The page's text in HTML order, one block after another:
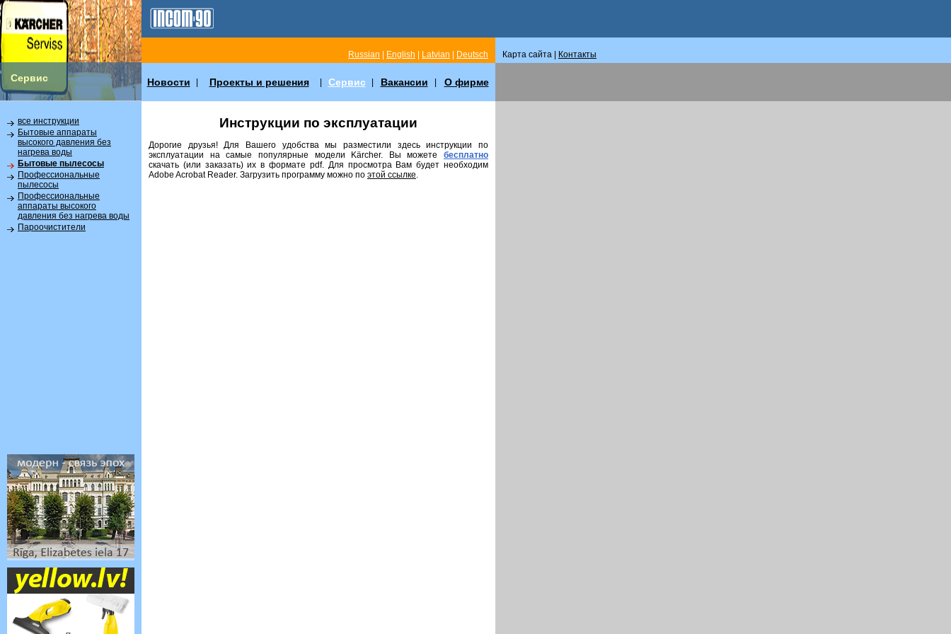
Сервис
Russian English Latvian Deutsch Карта сайта | Контакты
Новости Проекты и решения Сервис Вакансии О фирме
все инструкции
Бытовые аппараты
высокого давления без
нагрева воды
Бытовые пылесосы
Профессиональные
пылесосы
Профессиональные
аппараты высокого
давления без нагрева воды
Пароочистители
Инструкции по эксплуатации
Дорогие друзья! Для Вашего удобства мы разместили здесь инструкции по
эксплуатации на самые популярные модели Kärcher. Вы можете бесплатно
скачать (или заказать) их в формате pdf. Для просмотра Вам будет необходим
Аdobe Acrobat Reader. Загрузить программу можно по этой ссылке.